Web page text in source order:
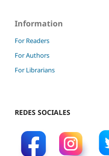
Information
For Readers
For Authors
For Librarians
REDES SOCIALES